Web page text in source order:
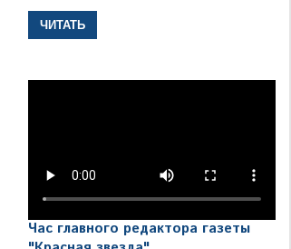
ЧИТАТЬ
Час главного редактора газеты